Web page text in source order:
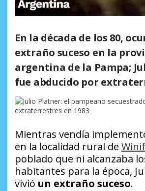
En la década de los 80,
extraño suceso en la
argentina de la Pampa;
fue abducido por
Mientras vendía
en la localidad rural de
poblado que ni alcanzaba
habitantes para la época,
vivió un extraño suceso.